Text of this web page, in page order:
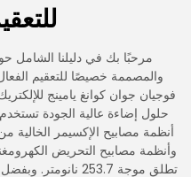
مرحبًا بك في دليلنا الشامل
والمصممة خصيصًا للتعقيم
فوجيان جوان كوانغ يامينج
حلول إضاءة عالية الجودة
وأنظمة مصابيح التحريض